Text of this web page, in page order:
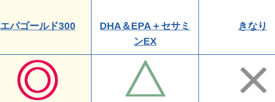
エパゴールド300
DHA＆EPA＋セサミ
ンEX
きなり